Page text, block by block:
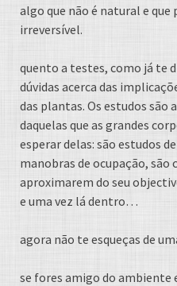
algo que não é natural e que
irreversível.
quento a testes, como já te
dúvidas acerca das
das plantas. Os estudos
daquelas que as grandes
esperar delas: são estudos
manobras de ocupação, são
aproximarem do seu
e uma vez lá dentro…
agora não te esqueças de
se fores amigo do ambiente